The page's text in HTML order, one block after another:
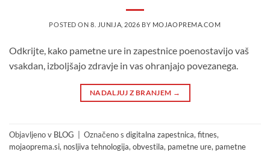
POSTED ON8. JUNIJA, 2026 BY MOJAOPREMA.COM
Odkrijte, kako pametne ure in zapestnice poenostavijo vaš
vsakdan, izboljšajo zdravje in vas ohranjajo povezanega.
NADALJUJ Z BRANJEM →
Objavljeno v BLOG Označeno s digitalna zapestnica, fitnes,
mojaoprema.si, nosljiva tehnologija, obvestila, pametne ure, pametne